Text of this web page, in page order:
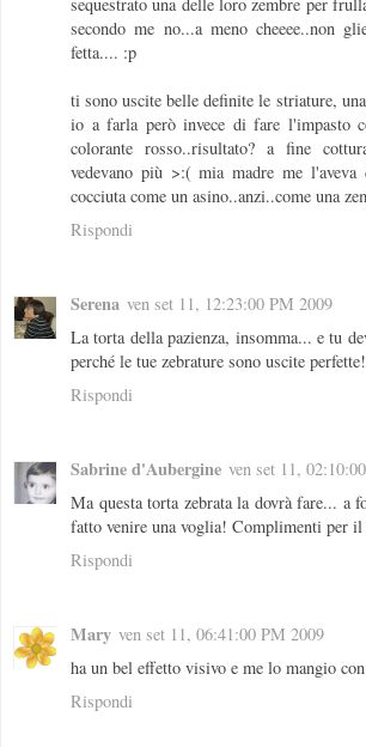
secondo me no...a meno cheeee..non
fetta.... :p
ti sono uscite belle definite le striature,
io a farla però invece di fare l'impasto
colorante rosso..risultato? a fine
vedevano più >:( mia madre me
cocciuta come un asino..anzi..come una
Rispondi
Serena ven set 11, 12:23:00 PM 2009
La torta della pazienza, insomma... e tu
perché le tue zebrature sono uscite perfette!
Rispondi
Sabrine d'Aubergine ven set 11,
Ma questa torta zebrata la dovrà fare... a
fatto venire una voglia! Complimenti per
Rispondi
Mary ven set 11, 06:41:00 PM 2009
ha un bel effetto visivo e me lo mangio
Rispondi